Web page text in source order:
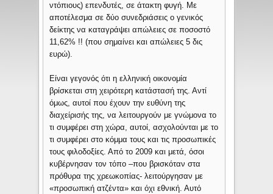
ντόπιους) επενδυτές, σε άτακτη φυγή. Με
αποτέλεσμα σε δύο συνεδριάσεις ο γενικός
δείκτης να καταγράψει απώλειες σε ποσοστό
11,62% !! (που σημαίνει και απώλειες 5 δις
ευρώ).
Είναι γεγονός ότι η ελληνική οικονομία
βρίσκεται στη χειρότερη κατάστασή της. Αντί
όμως, αυτοί που έχουν την ευθύνη της
διαχείρισής της, να λειτουργούν με γνώμονα το
τι συμφέρει στη χώρα, αυτοί, ασχολούνται με το
τι συμφέρει στο κόμμα τους και τις προσωπικές
τους φιλοδοξίες. Από το 2009 και μετά, όσοι
κυβέρνησαν τον τόπο –που βρισκόταν στα
πρόθυρα της χρεωκοπίας- λειτούργησαν με
«προσωπική ατζέντα» και όχι εθνική. Αυτό